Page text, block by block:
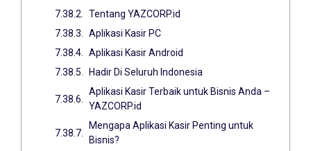
Tentang YAZCORP.id
Aplikasi Kasir PC
Aplikasi Kasir Android
Hadir Di Seluruh Indonesia
Aplikasi Kasir Terbaik untuk Bisnis Anda –
YAZCORP.id
Mengapa Aplikasi Kasir Penting untuk
Bisnis?